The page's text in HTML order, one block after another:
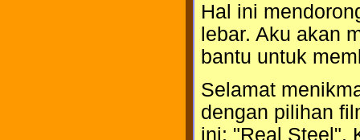
Hal ini
lebar. Aku akan
bantu untuk
Selamat
dengan pilihan
ini: "Real Steel".